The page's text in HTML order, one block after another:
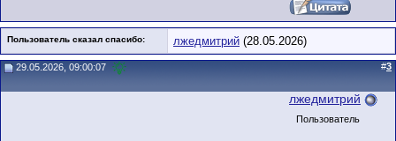
Пользователь сказал cпасибо: лжедмитрий (28.05.2026)
29.05.2026, 09:00:07 #3
лжедмитрий
Пользователь